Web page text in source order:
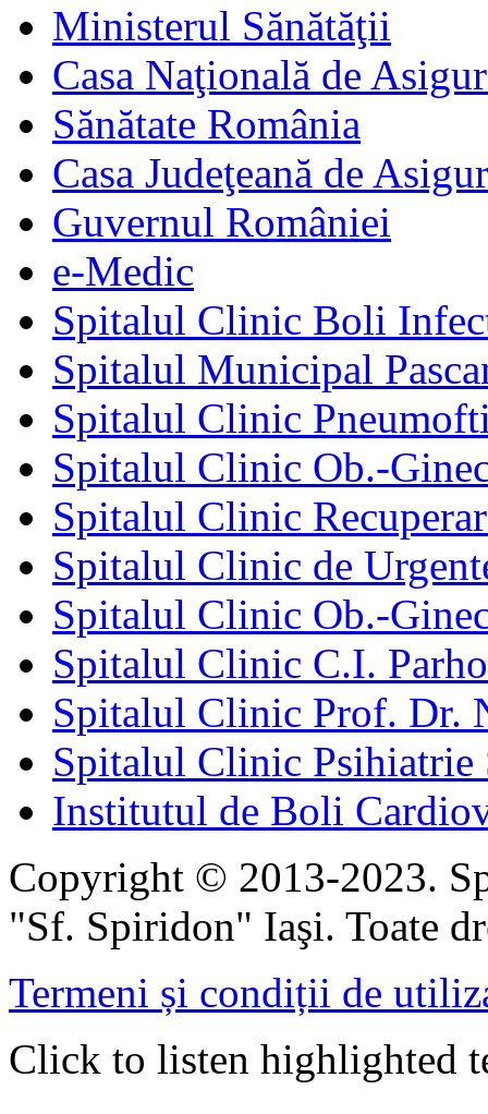
Ministerul Sănătăţii
Casa Naţională de
Sănătate România
Casa Judeţeană de
Guvernul României
e-Medic
Spitalul Clinic Boli
Spitalul Municipal
Spitalul Clinic
Spitalul Clinic Ob.-
Spitalul Clinic
Spitalul Clinic de
Spitalul Clinic Ob.-
Spitalul Clinic C.I.
Spitalul Clinic Prof. Dr.
Spitalul Clinic Psihiatrie
Institutul de Boli
Copyright © 2013-2023.
"Sf. Spiridon" Iaşi. Toate
Termeni și condiții de
Click to listen highlighted